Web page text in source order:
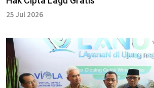
25 Jul 2026